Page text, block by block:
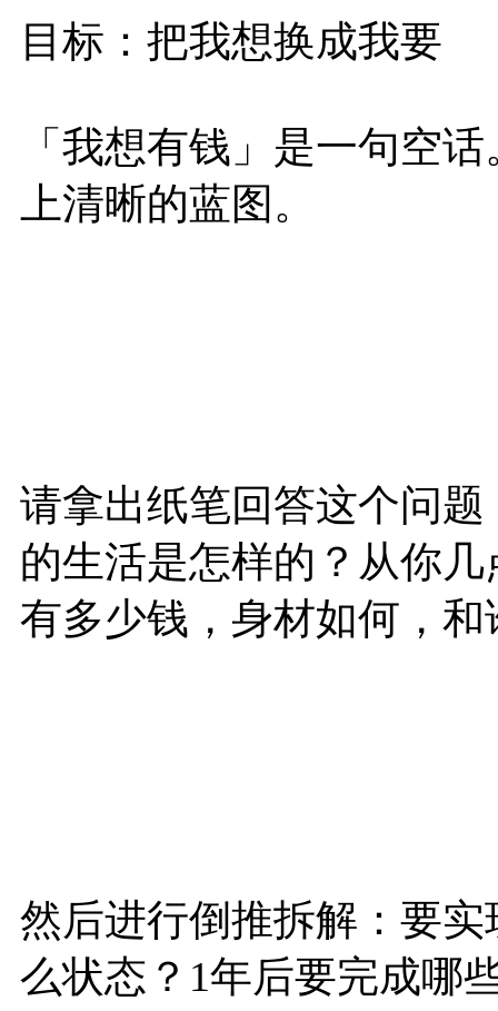
目标：把我想换成我要
「我想有钱」是一句空
上清晰的蓝图。
请拿出纸笔回答这个问
的生活是怎样的？从你
有多少钱，身材如何，
然后进行倒推拆解：要
么状态？1年后要完成哪